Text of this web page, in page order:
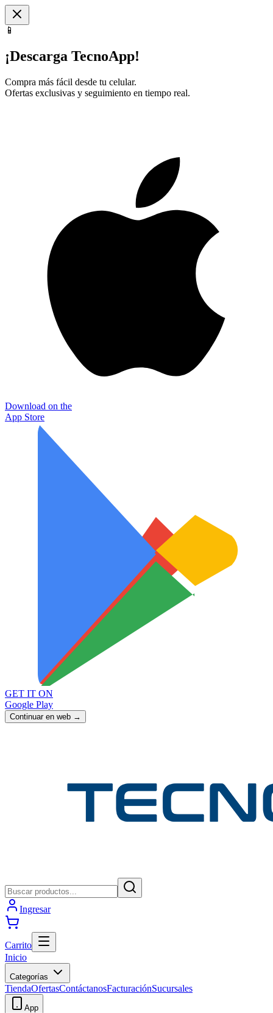
📱
¡Descarga TecnoApp!
Compra más fácil desde tu celular.
Ofertas exclusivas y seguimiento en tiempo real.
Download on the
App Store
GET IT ON
Google Play
Continuar en web →
Ingresar
Carrito
Inicio
Categorías
TiendaOfertasContáctanosFacturaciónSucursales
App